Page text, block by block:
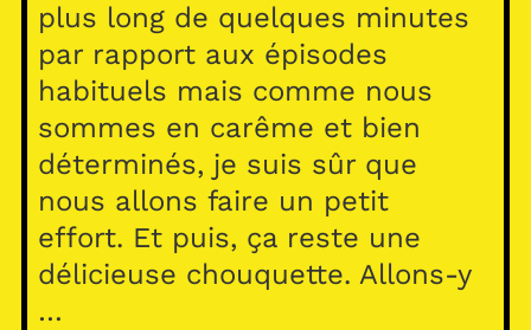
plus long de quelques minutes
par rapport aux épisodes
habituels mais comme nous
sommes en carême et bien
déterminés, je suis sûr que
nous allons faire un petit
effort. Et puis, ça reste une
délicieuse chouquette. Allons-y
…